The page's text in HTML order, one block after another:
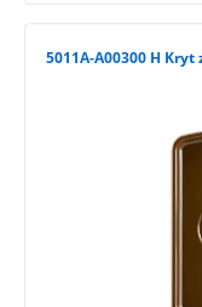
5011A-A00300 H Kryt zásuvky anténní s vylamovacím otvorem,